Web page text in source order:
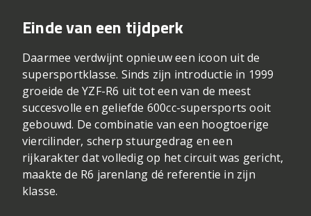
Einde van een tijdperk
Daarmee verdwijnt opnieuw een icoon uit de
supersportklasse. Sinds zijn introductie in 1999
groeide de YZF-R6 uit tot een van de meest
succesvolle en geliefde 600cc-supersports ooit
gebouwd. De combinatie van een hoogtoerige
viercilinder, scherp stuurgedrag en een
rijkarakter dat volledig op het circuit was gericht,
maakte de R6 jarenlang dé referentie in zijn
klasse.